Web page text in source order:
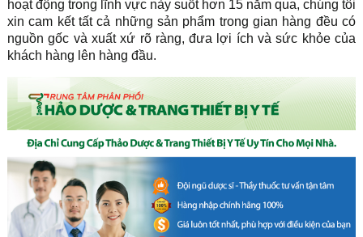
hoạt động trong lĩnh vực này suốt hơn 15 năm qua, chúng tôi
xin cam kết tất cả những sản phẩm trong gian hàng đều có
nguồn gốc và xuất xứ rõ ràng, đưa lợi ích và sức khỏe của
khách hàng lên hàng đầu.